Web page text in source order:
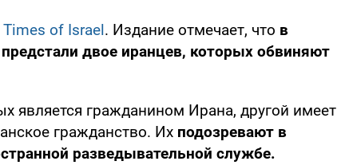
Times of Israel. Издание отмечает, что в
двое иранцев, которых обвиняют
является гражданином Ирана, другой имеет
гражданство. Их подозревают в
разведывательной службе.